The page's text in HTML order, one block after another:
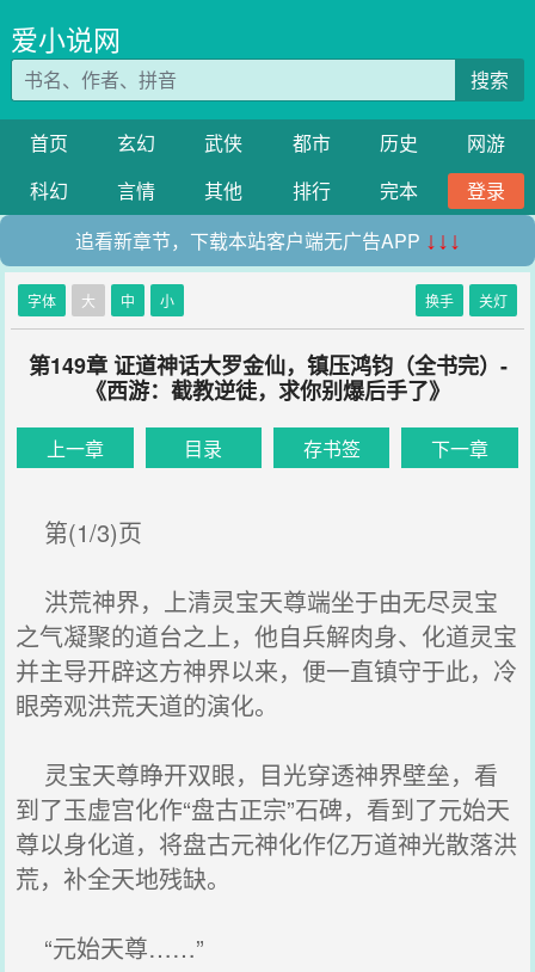
爱小说网
搜索
首页 玄幻 武侠 都市 历史
网游
科幻
言情 其他 排行 完本
登录
追看新章节，下载本站客户端无广告APP ↓↓↓
字体 大 中 小 换手 关灯
第149章 证道神话大罗金仙，镇压鸿钧（全书完）-
《西游：截教逆徒，求你别爆后手了》
上一章 目录 存书签 下一章
第(1/3)页
洪荒神界，上清灵宝天尊端坐于由无尽灵宝
之气凝聚的道台之上，他自兵解肉身、化道灵宝
并主导开辟这方神界以来，便一直镇守于此，冷
眼旁观洪荒天道的演化。
灵宝天尊睁开双眼，目光穿透神界壁垒，看
到了玉虚宫化作“盘古正宗”石碑，看到了元始天
尊以身化道，将盘古元神化作亿万道神光散落洪
荒，补全天地残缺。
“元始天尊……”